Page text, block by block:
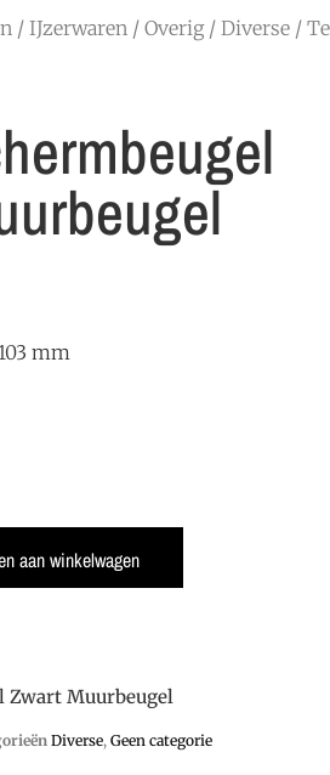
/ IJzerwaren / Overig/ Diverse /
mm
aan winkelwagen
Zwart Muurbeugel
Diverse, Geen categorie